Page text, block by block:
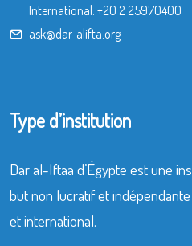
International: +20 2 25970400
ask@dar-alifta.org
Type d’institution
Dar al-Iftaa d’Égypte est une
but non lucratif et
et international.